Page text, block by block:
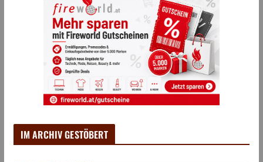
IM ARCHIV GESTÖBERT